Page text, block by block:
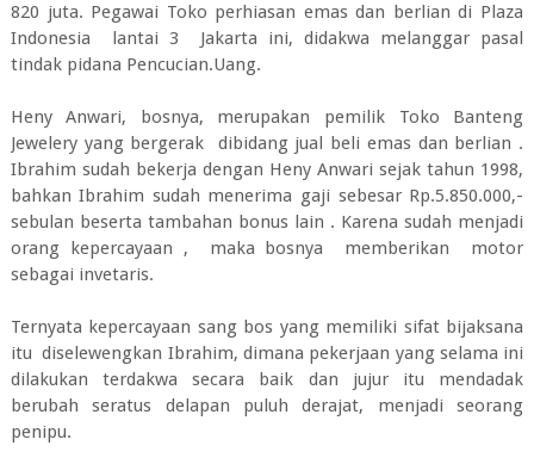
820 juta. Pegawai Toko perhiasan emas dan berlian di Plaza
Indonesia lantai 3 Jakarta ini, didakwa melanggar pasal
tindak pidana Pencucian.Uang.
Heny Anwari, bosnya, merupakan pemilik Toko Banteng
Jewelery yang bergerak dibidang jual beli emas dan berlian .
Ibrahim sudah bekerja dengan Heny Anwari sejak tahun 1998,
bahkan Ibrahim sudah menerima gaji sebesar Rp.5.850.000,-
sebulan beserta tambahan bonus lain . Karena sudah menjadi
orang kepercayaan , maka bosnya memberikan motor
sebagai invetaris.
Ternyata kepercayaan sang bos yang memiliki sifat bijaksana
itu diselewengkan Ibrahim, dimana pekerjaan yang selama ini
dilakukan terdakwa secara baik dan jujur itu mendadak
berubah seratus delapan puluh derajat, menjadi seorang
penipu.